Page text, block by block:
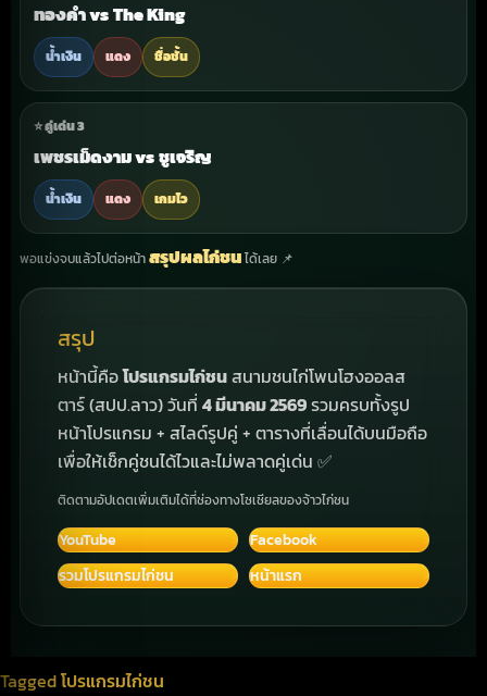
ทองคำvsThe King
น้ำเงิน แดง ชื่อชั้น
⭐ คู่เด่น 3
เพชรเม็ดงามvsชูเจริญ
น้ำเงิน แดง เกมไว
พอแข่งจบแล้วไปต่อหน้าสรุปผลไก่ชนได้เลย 📌
สรุป
หน้านี้คือโปรแกรมไก่ชนสนามชนไก่โพนโฮงออลส
ตาร์ (สปป.ลาว) วันที่ 4 มีนาคม 2569รวมครบทั้งรูป
หน้าโปรแกรม + สไลด์รูปคู่ + ตารางที่เลื่อนได้บนมือถือ
เพื่อให้เช็กคู่ชนได้ไวและไม่พลาดคู่เด่น ✅
ติดตามอัปเดตเพิ่มเติมได้ที่ช่องทางโซเชียลของจ้าวไก่ชน
YouTube
Facebook
รวมโปรแกรมไก่ชน
หน้าแรก
Taggedโปรแกรมไก่ชน